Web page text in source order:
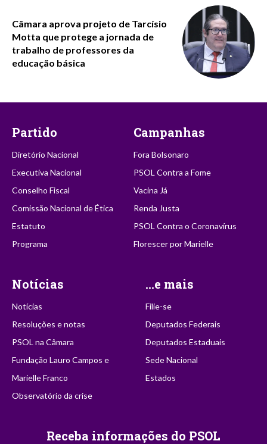
Câmara aprova projeto de Tarcísio
Motta que protege a jornada de
trabalho de professores da
educação básica
Partido
Diretório Nacional
Executiva Nacional
Conselho Fiscal
Comissão Nacional de Ética
Estatuto
Programa
Campanhas
Fora Bolsonaro
PSOL Contra a Fome
Vacina Já
Renda Justa
PSOL Contra o Coronavírus
Florescer por Marielle
Notícias
Notícias
Resoluções e notas
PSOL na Câmara
Fundação Lauro Campos e
Marielle Franco
Observatório da crise
...e mais
Filie-se
Deputados Federais
Deputados Estaduais
Sede Nacional
Estados
Receba informações do PSOL